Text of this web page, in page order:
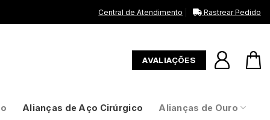
Central de Atendimento Rastrear Pedido
AVALIAÇÕES
Alianças de Aço Cirúrgico Alianças de Ouro